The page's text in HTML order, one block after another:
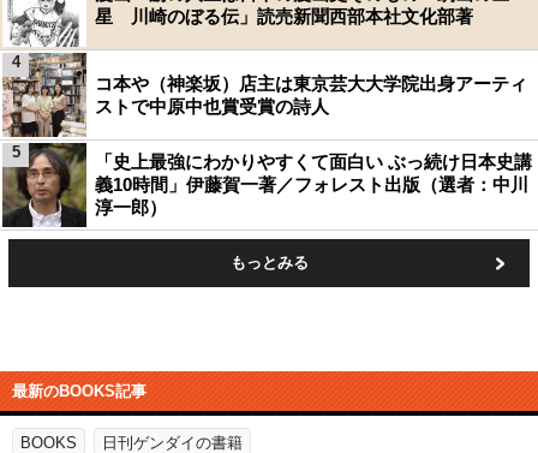
星 川崎のぼる伝」読売新聞西部本社文化部著
コ本や（神楽坂）店主は東京芸大大学院出身アーティ
ストで中原中也賞受賞の詩人
4
「史上最強にわかりやすくて面白い ぶっ続け日本史講
義10時間」伊藤賀一著／フォレスト出版（選者：中川
淳一郎）
5
もっとみる
最新のBOOKS記事
BOOKS 日刊ゲンダイの書籍